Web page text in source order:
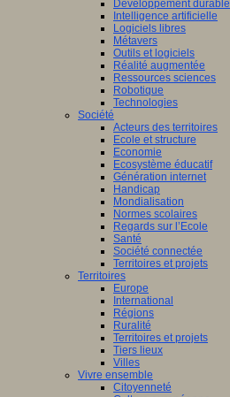
Développement durable
Intelligence artificielle
Logiciels libres
Métavers
Outils et logiciels
Réalité augmentée
Ressources sciences
Robotique
Technologies
Société
Acteurs des territoires
Ecole et structure
Economie
Ecosystème éducatif
Génération internet
Handicap
Mondialisation
Normes scolaires
Regards sur l’Ecole
Santé
Société connectée
Territoires et projets
Territoires
Europe
International
Régions
Ruralité
Territoires et projets
Tiers lieux
Villes
Vivre ensemble
Citoyenneté